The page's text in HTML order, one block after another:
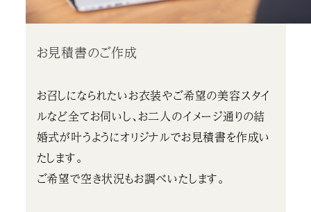
お見積書のご作成
お召しになられたいお衣装やご希望の美容スタイ
ルなど全てお伺いし、お二人のイメージ通りの結
婚式が叶うようにオリジナルでお見積書を作成い
たします。
ご希望で空き状況もお調べいたします。